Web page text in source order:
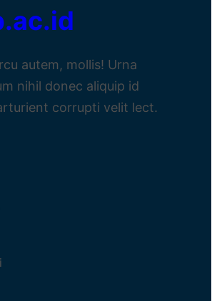
autem, mollis! Urna
nihil donec aliquip id
corrupti velit lect.